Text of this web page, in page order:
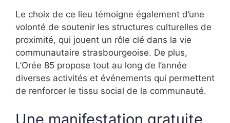
Le choix de ce lieu témoigne également d’une
volonté de soutenir les structures culturelles de
proximité, qui jouent un rôle clé dans la vie
communautaire strasbourgeoise. De plus,
L’Orée 85 propose tout au long de l’année
diverses activités et événements qui permettent
de renforcer le tissu social de la communauté.
Une manifestation gratuite